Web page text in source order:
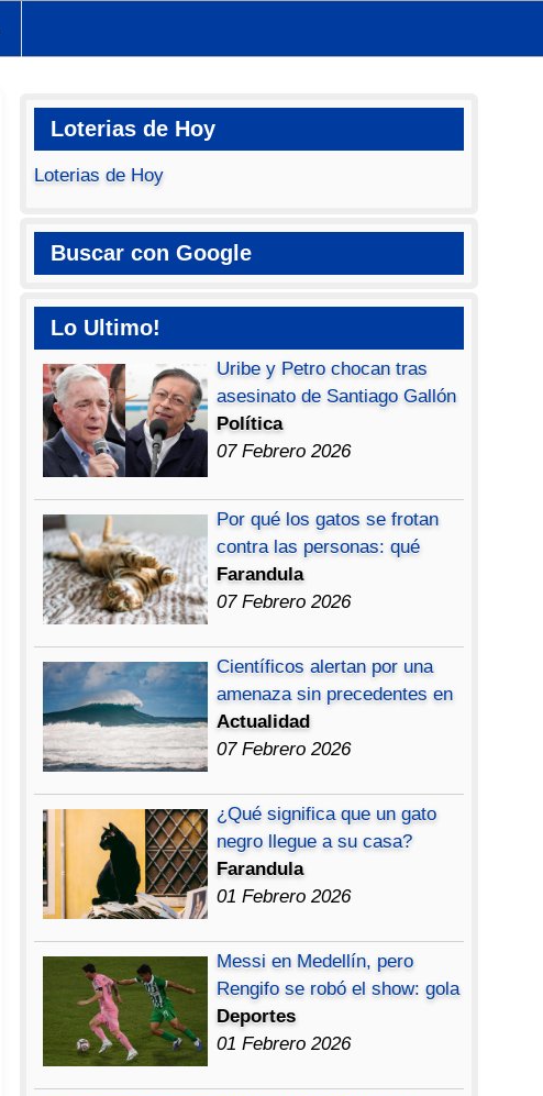
Loterias de Hoy
Loterias de Hoy
Buscar con Google
Lo Ultimo!
Uribe y Petro chocan tras
asesinato de Santiago Gallón
Política
07 Febrero 2026
Por qué los gatos se frotan
contra las personas: qué
Farandula
07 Febrero 2026
Científicos alertan por una
amenaza sin precedentes en
Actualidad
07 Febrero 2026
¿Qué significa que un gato
negro llegue a su casa?
Farandula
01 Febrero 2026
Messi en Medellín, pero
Rengifo se robó el show: gola
Deportes
01 Febrero 2026